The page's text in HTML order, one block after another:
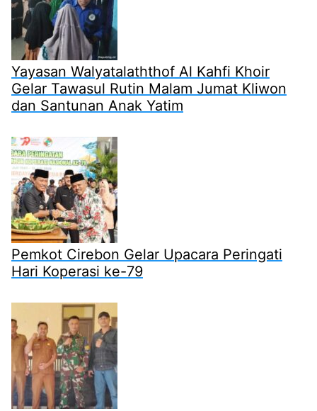
Yayasan Walyatalaththof Al Kahfi Khoir
Gelar Tawasul Rutin Malam Jumat Kliwon
dan Santunan Anak Yatim
Pemkot Cirebon Gelar Upacara Peringati
Hari Koperasi ke-79